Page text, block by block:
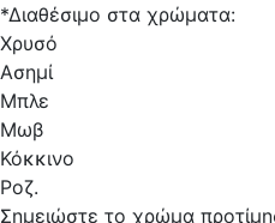
*Διαθέσιμο στα χρώματα:
Χρυσό
Ασημί
Μπλε
Μωβ
Κόκκινο
Ροζ.
Σημειώστε το χρώμα